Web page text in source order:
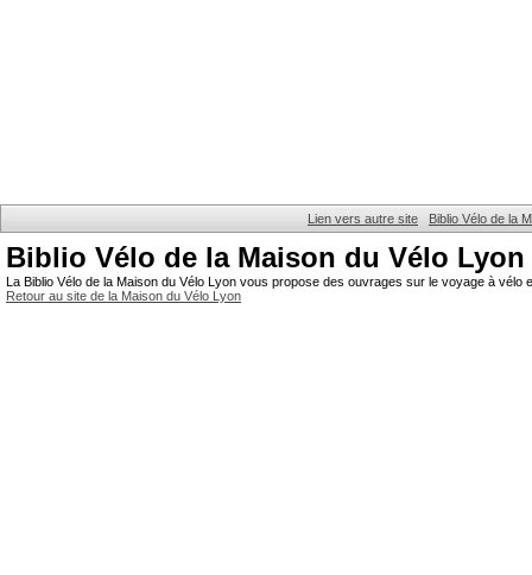
Lien vers autre site Biblio Vélo de la
Biblio Vélo de la Maison du Vélo Lyon
La Biblio Vélo de la Maison du Vélo Lyon vous propose des ouvrages sur le voyage à
Retour au site de la Maison du Vélo Lyon